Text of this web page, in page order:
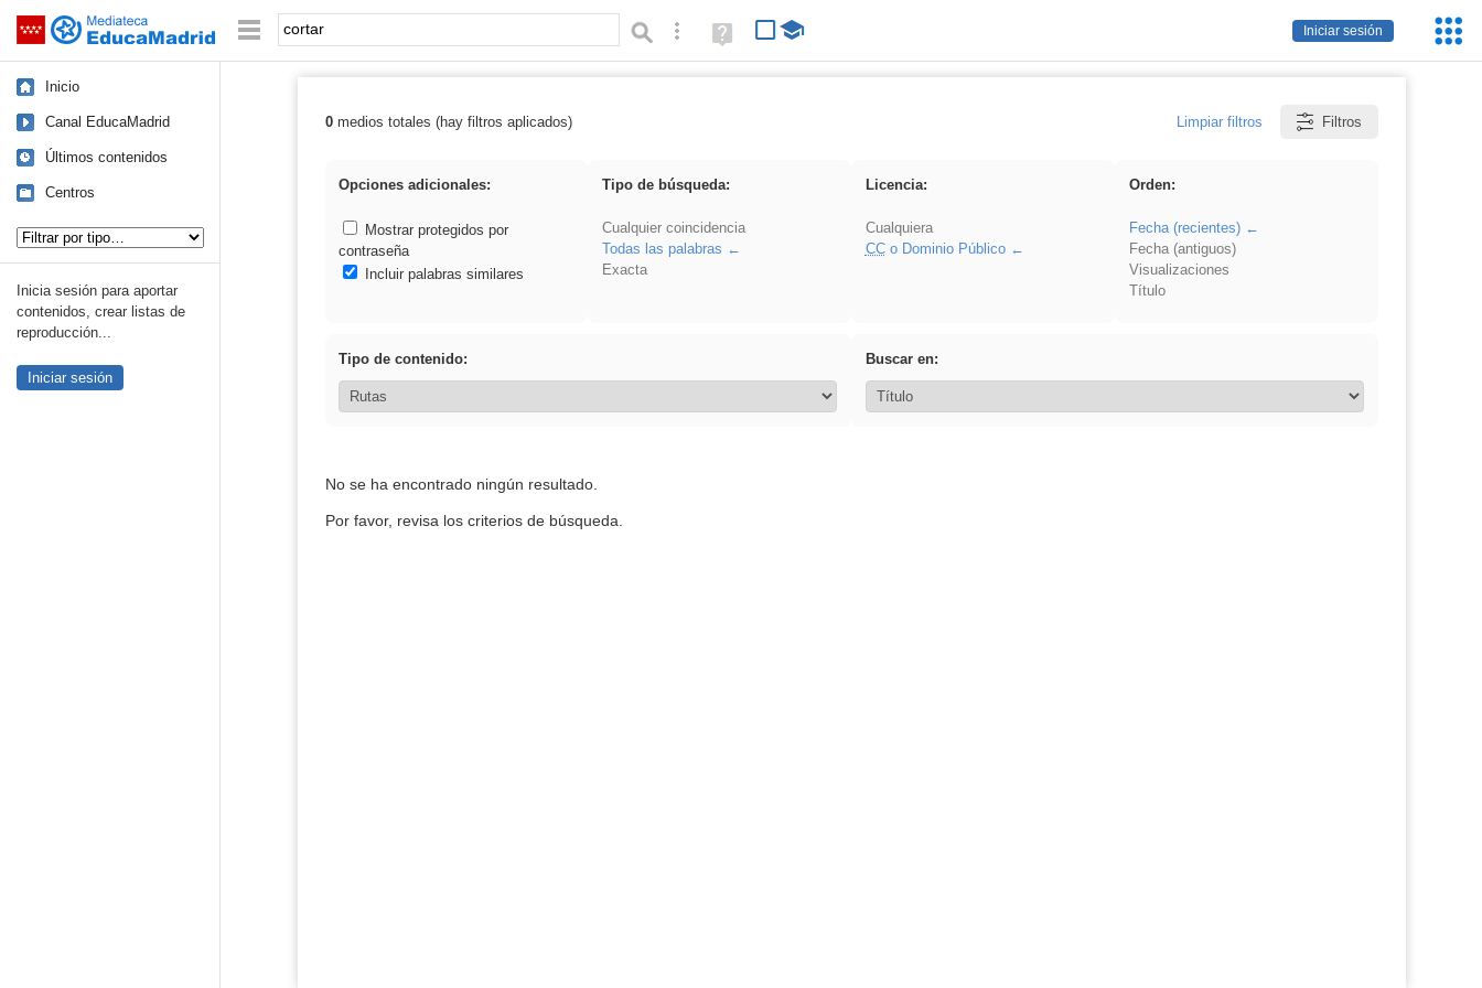
Saltar navegación
Iniciar sesión
Palabra o frase: Búsqueda avanzada
Ayuda
(en
Inicio
Canal EducaMadrid
Últimos contenidos
Centros
Inicia sesión para aportar
contenidos, crear listas de
reproducción...
Iniciar sesión
Resultados de: cortar
0medios totales (hay filtros aplicados) Limpiar filtros Filtros
Opciones adicionales:
Mostrar protegidos por
contraseña
Incluir palabras similares
Tipo de búsqueda:
Cualquier coincidencia
Todas las palabras
Exacta
Licencia:
Cualquiera
CCo Dominio Público
Orden:
Fecha (recientes)
Fecha (antiguos)
Visualizaciones
Título
Tipo de contenido: Buscar en:
No se ha encontrado ningún resultado.
Por favor, revisa los criterios de búsqueda.